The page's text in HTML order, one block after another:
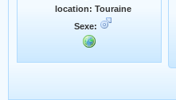
location: Touraine
Sexe: